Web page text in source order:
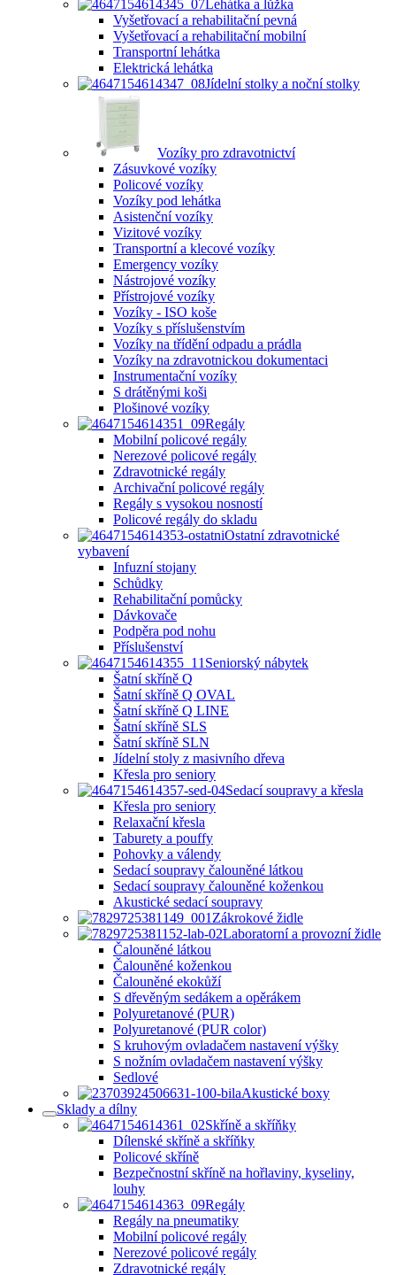
Lehátka a lůžka
Vyšetřovací a rehabilitační pevná
Vyšetřovací a rehabilitační mobilní
Transportní lehátka
Elektrická lehátka
Jídelní stolky a noční stolky
Vozíky pro zdravotnictví
Zásuvkové vozíky
Policové vozíky
Vozíky pod lehátka
Asistenční vozíky
Vizitové vozíky
Transportní a klecové vozíky
Emergency vozíky
Nástrojové vozíky
Přístrojové vozíky
Vozíky - ISO koše
Vozíky s příslušenstvím
Vozíky na třídění odpadu a prádla
Vozíky na zdravotnickou dokumentaci
Instrumentační vozíky
S drátěnými koši
Plošinové vozíky
Regály
Mobilní policové regály
Nerezové policové regály
Zdravotnické regály
Archivační policové regály
Regály s vysokou nosností
Policové regály do skladu
Ostatní zdravotnické
vybavení
Infuzní stojany
Schůdky
Rehabilitační pomůcky
Dávkovače
Podpěra pod nohu
Příslušenství
Seniorský nábytek
Šatní skříně Q
Šatní skříně Q OVAL
Šatní skříně Q LINE
Šatní skříně SLS
Šatní skříně SLN
Jídelní stoly z masivního dřeva
Křesla pro seniory
Sedací soupravy a křesla
Křesla pro seniory
Relaxační křesla
Taburety a pouffy
Pohovky a válendy
Sedací soupravy čalouněné látkou
Sedací soupravy čalouněné koženkou
Akustické sedací soupravy
Zákrokové židle
Laboratorní a provozní židle
Čalouněné látkou
Čalouněné koženkou
Čalouněné ekokůží
S dřevěným sedákem a opěrákem
Polyuretanové (PUR)
Polyuretanové (PUR color)
S kruhovým ovladačem nastavení výšky
S nožním ovladačem nastavení výšky
Sedlové
Akustické boxy
Sklady a dílny
Skříně a skříňky
Dílenské skříně a skříňky
Policové skříně
Bezpečnostní skříně na hořlaviny, kyseliny,
louhy
Regály
Regály na pneumatiky
Mobilní policové regály
Nerezové policové regály
Zdravotnické regály